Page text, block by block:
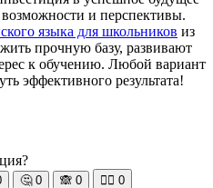
и перспективы.
языка для школьников из
прочную базу, развивают
к обучению. Любой вариант
эффективного результата!
🤔 0 🙈 0 🧘‍♀️ 0